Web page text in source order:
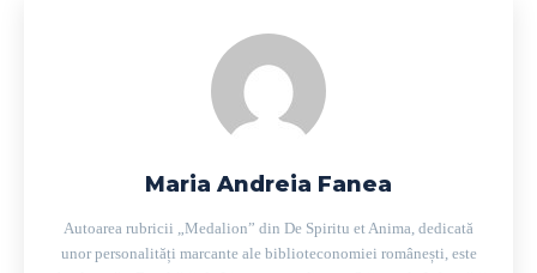
Maria Andreia Fanea
Autoarea rubricii „Medalion” din De Spiritu et Anima, dedicată
unor personalități marcante ale biblioteconomiei românești, este